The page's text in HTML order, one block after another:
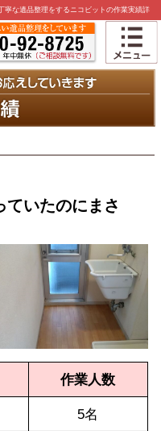
寧な遺品整理をするニコビットの作業実績詳
ていたのにまさ
作業人数
5名